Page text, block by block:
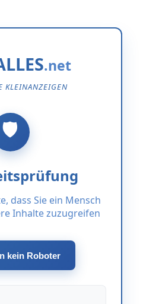
KLEINANZEIGEN
dass Sie ein Mensch
Inhalte zuzugreifen
kein Roboter